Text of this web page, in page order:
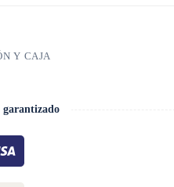
Y CAJA
garantizado